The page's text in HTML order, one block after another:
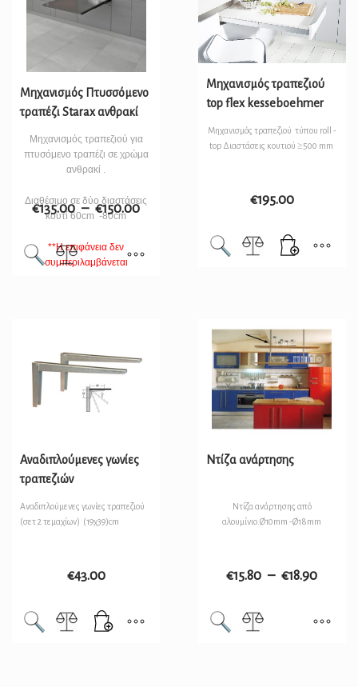
Μηχανισμός Πτυσσόμενο
τραπέζι Starax ανθρακί
Μηχανισμός τραπεζιού για
πτυσόμενο τραπέζι σε χρώμα
ανθρακί .
Διαθέσιμο σε δύο διαστάσεις
κουτί 60cm -80cm
**Η επιφάνεια δεν
συμπεριλαμβάνεται
€135.00 – €150.00
Μηχανισμός τραπεζιού
top flex kesseboehmer
Μηχανισμός τραπεζιού τύπου roll -
top Διαστάσεις κουτιού ≥500 mm
€195.00
Αναδιπλούμενες γωνίες
τραπεζιών
Αναδιπλούμενες γωνίες τραπεζιού
(σετ 2 τεμαχίων) (19χ39)cm
€43.00
Ντίζα ανάρτησης
Ντίζα ανάρτησης από
αλουμίνιο.Ø10mm -Ø18mm
€15.80 – €18.90